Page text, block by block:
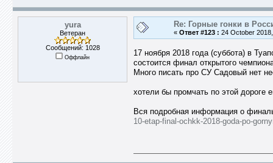
yura
Ветеран
Сообщений: 1028
Оффлайн
Re: Горные гонки в
« Ответ #123 : 24 October
17 ноября 2018 года (суббота) в
состоится финал открытого
Много писать про СУ Садовый нет
хотели бы промчать по этой
Вся подробная информация о
10-etap-final-ochkk-2018-goda-po-